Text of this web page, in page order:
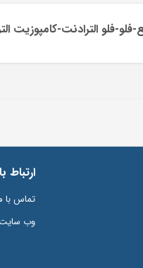
فلو الترادنت-کامپوزیت
ارتباط
تماس با
وب